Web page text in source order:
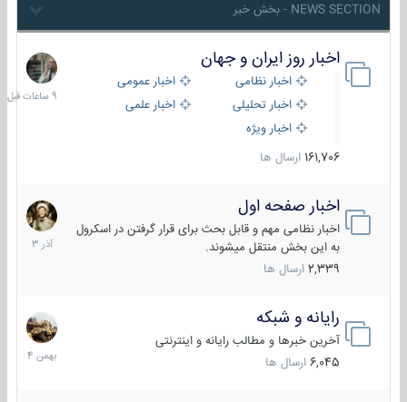
NEWS SECTION - بخش خبر
اخبار روز ایران و جهان
اخبار نظامی
اخبار عمومی
اخبار تحلیلی
اخبار علمی
اخبار ویژه
161,706 ارسال ها
9
ساعات
قبل
اخبار صفحه اول
اخبار نظامی مهم و قابل بحث برای قرار گرفتن در اسکرول
به این بخش منتقل میشوند.
2,339 ارسال ها
7
آذر
1403
رایانه و شبکه
آخرین خبرها و مطالب رایانه و اینترنتی
6,045 ارسال ها
30
بهمن
1404